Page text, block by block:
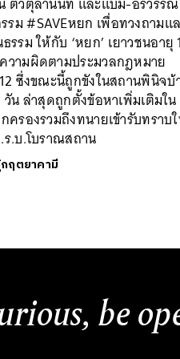
ม #SAVEหยก เพื่อทวงถามแ
รรม ให้กับ ‘หยก’ เยาวชนอายุ
วามผิดตามประมวลกฎหมาย
ซึ่งขณะนี้ถูกขังในสถานพินิจบ้
น ล่าสุดถูกตั้งข้อหาเพิ่มเติมใน
ครองรวมถึงทนายเข้ารับทราบ
.บ.โบราณสถาน
ฤตยาคามี
be